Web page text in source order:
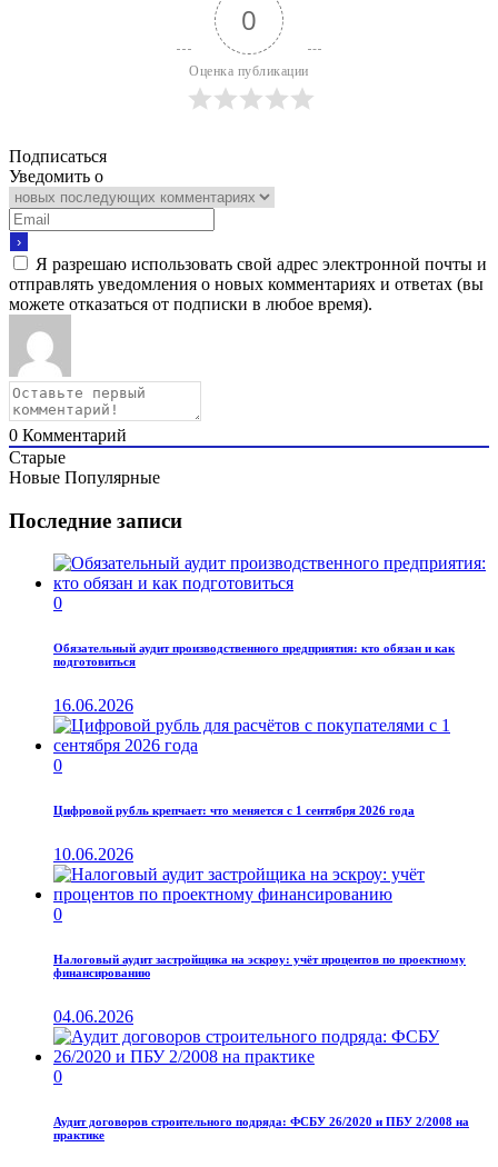
0
Оценка публикации
Подписаться
Уведомить о
Я разрешаю использовать свой адрес электронной почты и
отправлять уведомления о новых комментариях и ответах (вы
можете отказаться от подписки в любое время).
0 Комментарий
Старые
Новые Популярные
Последние записи
0
Обязательный аудит производственного предприятия: кто обязан и как
подготовиться
16.06.2026
0
Цифровой рубль крепчает: что меняется с 1 сентября 2026 года
10.06.2026
0
Налоговый аудит застройщика на эскроу: учёт процентов по проектному
финансированию
04.06.2026
0
Аудит договоров строительного подряда: ФСБУ 26/2020 и ПБУ 2/2008 на
практике